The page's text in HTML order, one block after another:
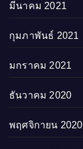
มีนาคม 2021
กุมภาพันธ์ 2021
มกราคม 2021
ธันวาคม 2020
พฤศจิกายน 2020